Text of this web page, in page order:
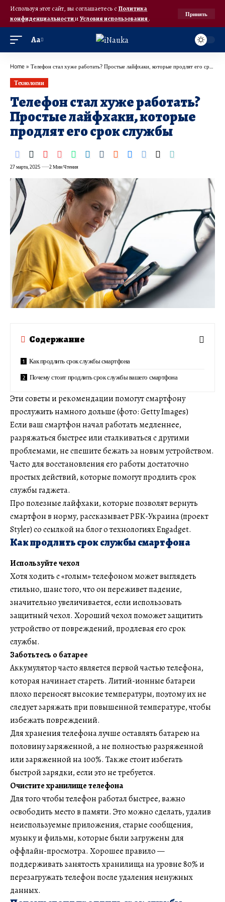
Используя этот сайт, вы соглашаетесь с Политика
конфиденциальностииУсловия использования.
Принять
Аа
Home » Телефон стал хуже работать? Простые лайфхаки, которые продлят его срок службы
Технологии
Телефон стал хуже работать?
Простые лайфхаки, которые
продлят его срок службы
27 марта, 2025 2 Мин Чтения
Содержание
Как продлить срок службы смартфона
Почему стоит продлить срок службы вашего смартфона
Эти советы и рекомендации помогут смартфону
прослужить намного дольше (фото: Getty Images)
Если ваш смартфон начал работать медленнее,
разряжаться быстрее или сталкиваться с другими
проблемами, не спешите бежать за новым устройством.
Часто для восстановления его работы достаточно
простых действий, которые помогут продлить срок
службы гаджета.
Про полезные лайфхаки, которые позволят вернуть
смартфон в норму, рассказывает РБК-Украина (проект
Styler) со ссылкой на блог о технологиях Engadget.
Как продлить срок службы смартфона
Используйте чехол
Хотя ходить с «голым» телефоном может выглядеть
стильно, шанс того, что он переживет падение,
значительно увеличивается, если использовать
защитный чехол. Хороший чехол поможет защитить
устройство от повреждений, продлевая его срок
службы.
Заботьтесь о батарее
Аккумулятор часто является первой частью телефона,
которая начинает стареть. Литий-ионные батареи
плохо переносят высокие температуры, поэтому их не
следует заряжать при повышенной температуре, чтобы
избежать повреждений.
Для хранения телефона лучше оставлять батарею на
половину заряженной, а не полностью разряженной
или заряженной на 100%. Также стоит избегать
быстрой зарядки, если это не требуется.
Очистите хранилище телефона
Для того чтобы телефон работал быстрее, важно
освободить место в памяти. Это можно сделать, удалив
неиспользуемые приложения, старые сообщения,
музыку и фильмы, которые были загружены для
оффлайн-просмотра. Хорошее правило —
поддерживать занятость хранилища на уровне 80% и
перезагружать телефон после удаления ненужных
данных.